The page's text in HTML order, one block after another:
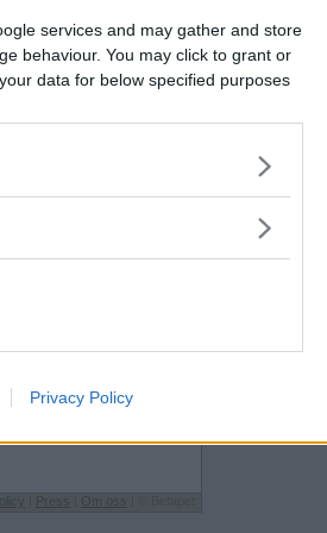
services and may gather and store
behaviour. You may click to grant or
data for below specified purposes
Privacy Policy
Vill du bli
medlem?